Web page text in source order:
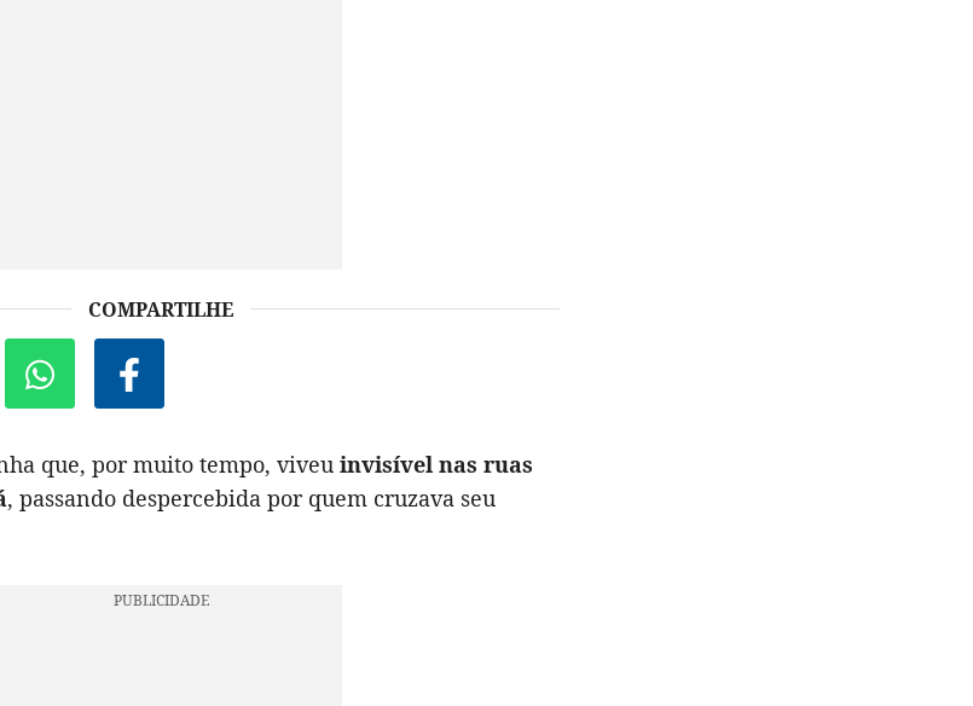
COMPARTILHE
que, por muito tempo, viveu invisível nas ruas
, passando despercebida por quem cruzava seu